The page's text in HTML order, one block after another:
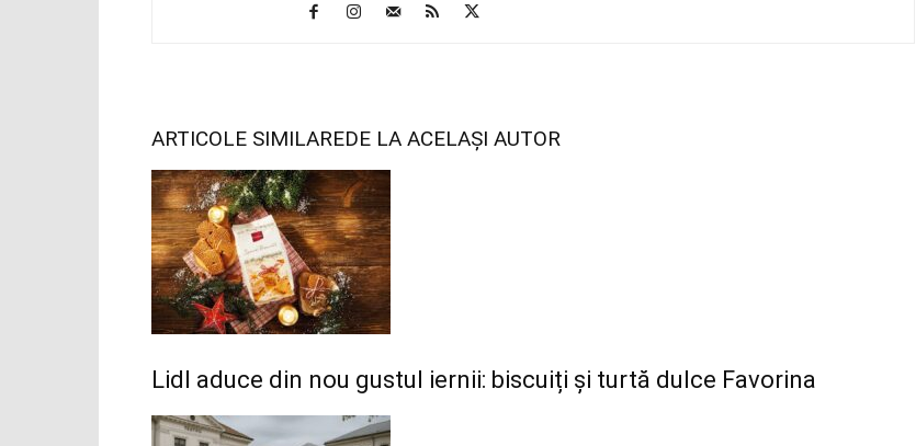
ARTICOLE SIMILAREDE LA ACELAȘI AUTOR
Lidl aduce din nou gustul iernii: biscuiți și turtă dulce Favorina